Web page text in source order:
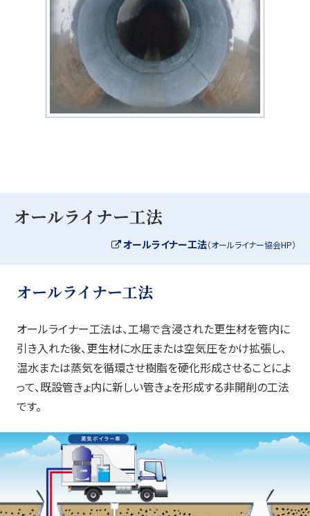
オールライナー工法
オールライナー工法（オールライナー協会HP）
オールライナー工法
オールライナー工法は、工場で含浸された更生材を管内に
引き入れた後、更生材に水圧または空気圧をかけ拡張し、
温水または蒸気を循環させ樹脂を硬化形成させることによ
って、既設管きょ内に新しい管きょを形成する非開削の工法
です。